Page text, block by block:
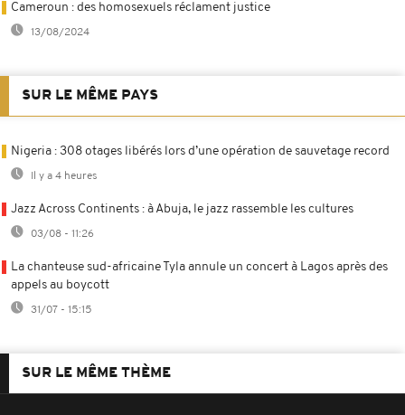
Cameroun : des homosexuels réclament justice
13/08/2024
SUR LE MÊME PAYS
Nigeria : 308 otages libérés lors d’une opération de sauvetage record
Il y a 4 heures
Jazz Across Continents : à Abuja, le jazz rassemble les cultures
03/08 - 11:26
La chanteuse sud-africaine Tyla annule un concert à Lagos après des
appels au boycott
31/07 - 15:15
SUR LE MÊME THÈME